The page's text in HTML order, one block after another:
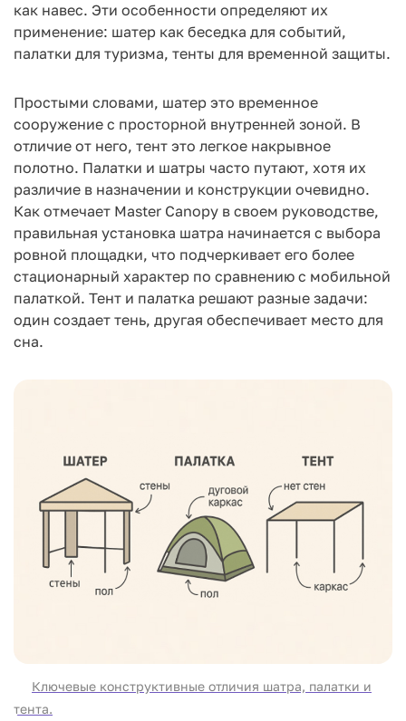
как навес. Эти особенности определяют их
применение: шатер как беседка для событий,
палатки для туризма, тенты для временной защиты.
Простыми словами, шатер это временное
сооружение с просторной внутренней зоной. В
отличие от него, тент это легкое накрывное
полотно. Палатки и шатры часто путают, хотя их
различие в назначении и конструкции очевидно.
Как отмечает Master Canopy в своем руководстве,
правильная установка шатра начинается с выбора
ровной площадки, что подчеркивает его более
стационарный характер по сравнению с мобильной
палаткой. Тент и палатка решают разные задачи:
один создает тень, другая обеспечивает место для
сна.
Ключевые конструктивные отличия шатра, палатки и
тента.